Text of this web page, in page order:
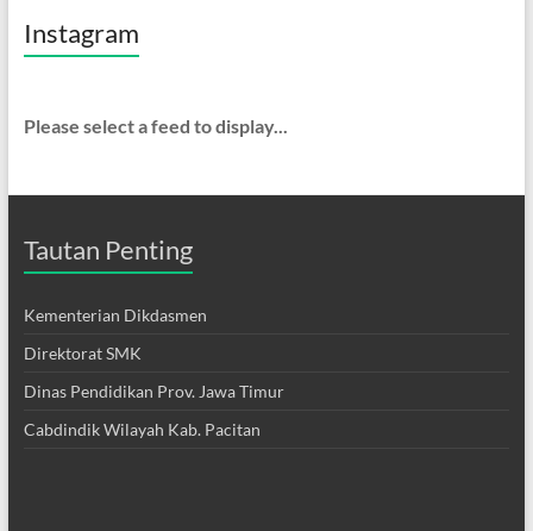
Instagram
Please select a feed to display...
Tautan Penting
Kementerian Dikdasmen
Direktorat SMK
Dinas Pendidikan Prov. Jawa Timur
Cabdindik Wilayah Kab. Pacitan